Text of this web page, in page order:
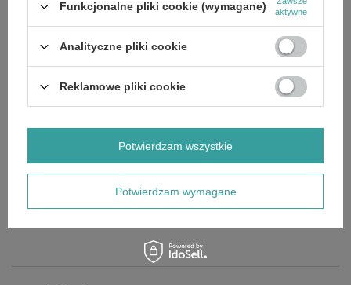
OPINIE (0)
OSTATNIO OGLĄDANE
Sprężyna Loncin cięgna regulatora G200F G210FA
LC80ZB20-3.1Q H200 LC170F CZĘŚĆ
ORYGINALNA
5,00 zł
Funkcjonalne pliki cookie (wymagane)
aktywne
Analityczne pliki cookie
Reklamowe pliki cookie
Potwierdzam wymagane
Potwierdzam wszystkie